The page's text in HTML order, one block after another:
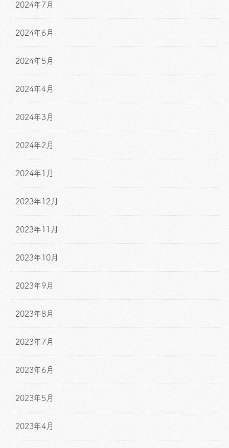
2024年7月
2024年6月
2024年5月
2024年4月
2024年3月
2024年2月
2024年1月
2023年12月
2023年11月
2023年10月
2023年9月
2023年8月
2023年7月
2023年6月
2023年5月
2023年4月